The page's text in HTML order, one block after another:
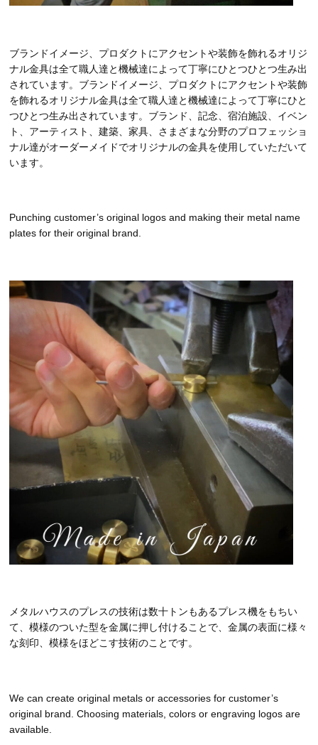
ブランドイメージ、プロダクトにアクセントや装飾を飾れるオリジ
ナル金具は全て職人達と機械達によって丁寧にひとつひとつ生み出
されています。ブランドイメージ、プロダクトにアクセントや装飾
を飾れるオリジナル金具は全て職人達と機械達によって丁寧にひと
つひとつ生み出されています。ブランド、記念、宿泊施設、イベン
ト、アーティスト、建築、家具、さまざまな分野のプロフェッショ
ナル達がオーダーメイドでオリジナルの金具を使用していただいて
います。
Punching customer’s original logos and making their metal name
plates for their original brand.
メタルハウスのプレスの技術は数十トンもあるプレス機をもちい
て、模様のついた型を金属に押し付けることで、金属の表面に様々
な刻印、模様をほどこす技術のことです。
We can create original metals or accessories for customer’s
original brand. Choosing materials, colors or engraving logos are
available.